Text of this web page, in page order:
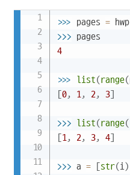
>>> pages = hwp
>>>
4
>>> list(range(
[0, 1, 2, 3]
>>> list(range(
[1, 2, 3, 4]
>>> a = [str(i)